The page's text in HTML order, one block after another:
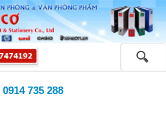
0914 735 288